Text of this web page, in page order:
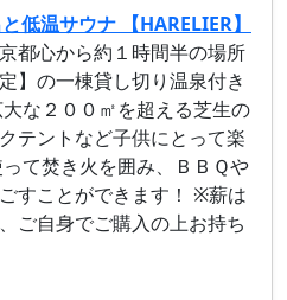
低温サウナ 【HARELIER】
都心から約１時間半の場所
】の一棟貸し切り温泉付き
な２００㎡を超える芝生の
テントなど子供にとって楽
て焚き火を囲み、ＢＢＱや
すことができます！ ※薪は
ご自身でご購入の上お持ち